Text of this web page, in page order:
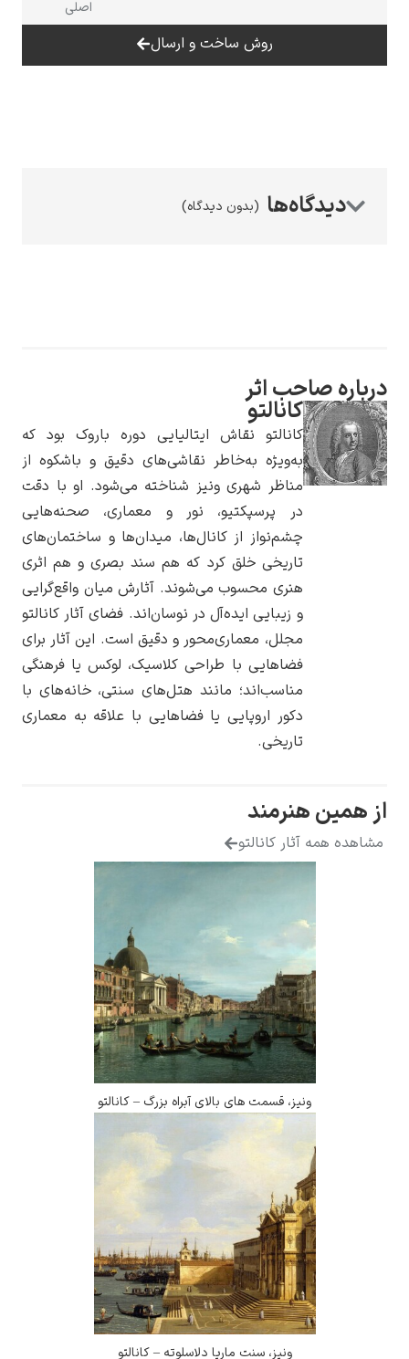
پیر آگوست رنوآر
پل سزان
یوهانس فرمیر
پرفروش‌ترین
تابلوها
روش ساخت و ارسال
(بدون دیدگاه)
صاحب اثر
کانالتو
کانالتو نقاش ایتالیایی دوره باروک بود که
به‌ویژه به‌خاطر نقاشی‌های دقیق و باشکوه از
مناظر شهری ونیز شناخته می‌شود. او با دقت
در پرسپکتیو، نور و معماری، صحنه‌هایی
چشم‌نواز از کانال‌ها، میدان‌ها و ساختمان‌های
تاریخی خلق کرد که هم سند بصری و هم اثری
هنری محسوب می‌شوند. آثارش میان واقع‌گرایی
و زیبایی ایده‌آل در نوسان‌اند. فضای آثار کانالتو
مجلل، معماری‌محور و دقیق است. این آثار برای
فضاهایی با طراحی کلاسیک، لوکس یا فرهنگی
مناسب‌اند؛ مانند هتل‌های سنتی، خانه‌های با
دکور اروپایی یا فضاهایی با علاقه به معماری
تاریخی.
همین هنرمند
همه آثار کانالتو
ونیز، قسمت های بالای آبراه بزرگ – کانالتو
ونیز، سنت ماریا دلاسلوته – کانالتو